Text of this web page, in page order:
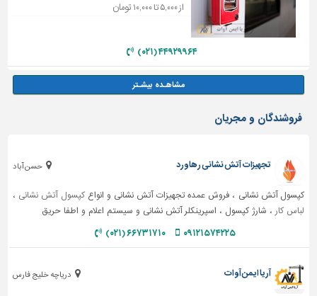
از ۵,۰۰۰ تا ۱۰,۰۰۰ تومان
۴۴۹۲۹۹۶۴ (۰۲۱)
فروشندگان و مجریان
حسن آباد تجهیزات آتش نشانی رهاورد
کپسول آتش نشانی ، فروش عمده تجهیزات آتش نشانی و انواعکپسول آتش نشانی ،
لباس کار ، شارژ کپسول ، اسپرینکلر آتش نشانی و سیستم اعلام و اطفا حریق
۰۹۱۲۱۵۷۴۲۲۵ ۶۶۷۳۱۷۱۰ (۰۲۱)
دریاچه خلیج فارس آریا ایمن آوات